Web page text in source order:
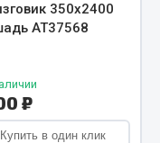
350х2400
АТ37568
₽
Купить в один клик